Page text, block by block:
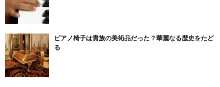
ピアノ椅子は貴族の美術品だった？華麗なる歴史をたど
る